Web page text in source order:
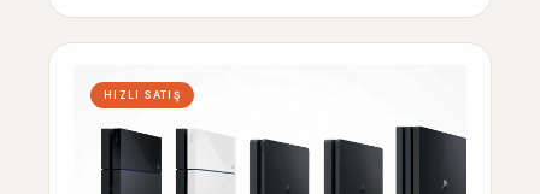
HIZLI SATIŞ